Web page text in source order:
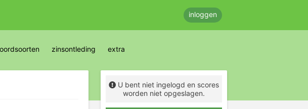
inloggen
zinsontleding extra
U bent niet ingelogd en scores
worden niet opgeslagen.